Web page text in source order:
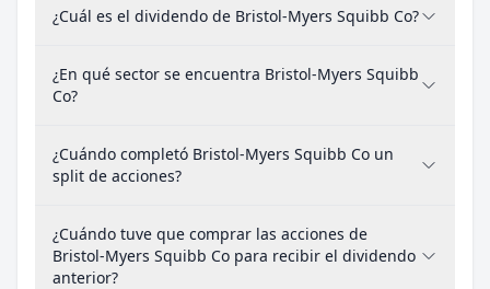
¿Cuál es el dividendo de Bristol-Myers Squibb Co?
¿En qué sector se encuentra Bristol-Myers Squibb
Co?
¿Cuándo completó Bristol-Myers Squibb Co un
split de acciones?
¿Cuándo tuve que comprar las acciones de
Bristol-Myers Squibb Co para recibir el dividendo
anterior?